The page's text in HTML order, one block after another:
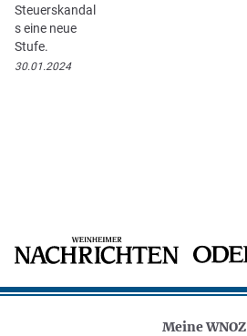
Steuerskandal
s eine neue
Stufe.
30.01.2024
Meine WNOZ